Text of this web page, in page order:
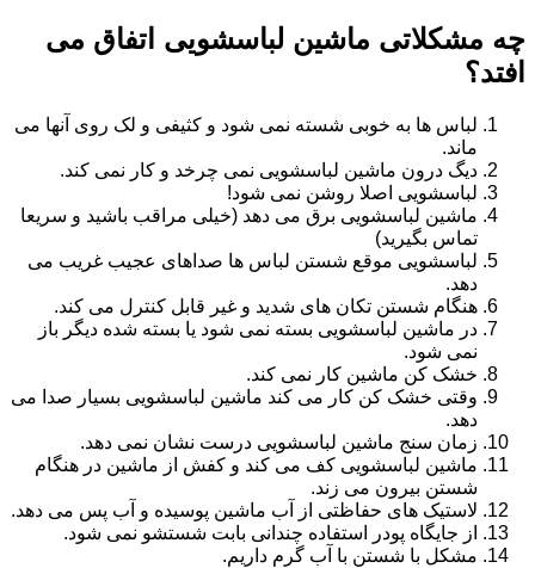
چه مشکلاتی ماشین لباسشویی اتفاق می
افتد؟
لباس ها به خوبی شسته نمی شود و کثیفی و لک روی آنها می
ماند.
دیگ درون ماشین لباسشویی نمی چرخد و کار نمی کند.
لباسشویی اصلا روشن نمی شود!
ماشین لباسشویی برق می دهد (خیلی مراقب باشید و سریعا
تماس بگیرید)
لباسشویی موقع شستن لباس ها صداهای عجیب غریب می
دهد.
هنگام شستن تکان های شدید و غیر قابل کنترل می کند.
در ماشین لباسشویی بسته نمی شود یا بسته شده دیگر باز
نمی شود.
خشک کن ماشین کار نمی کند.
وقتی خشک کن کار می کند ماشین لباسشویی بسیار صدا می
دهد.
زمان سنج ماشین لباسشویی درست نشان نمی دهد.
ماشین لباسشویی کف می کند و کفش از ماشین در هنگام
شستن بیرون می زند.
لاستیک های حفاظتی از آب ماشین پوسیده و آب پس می دهد.
از جایگاه پودر استفاده چندانی بابت شستشو نمی شود.
مشکل با شستن با آب گرم داریم.